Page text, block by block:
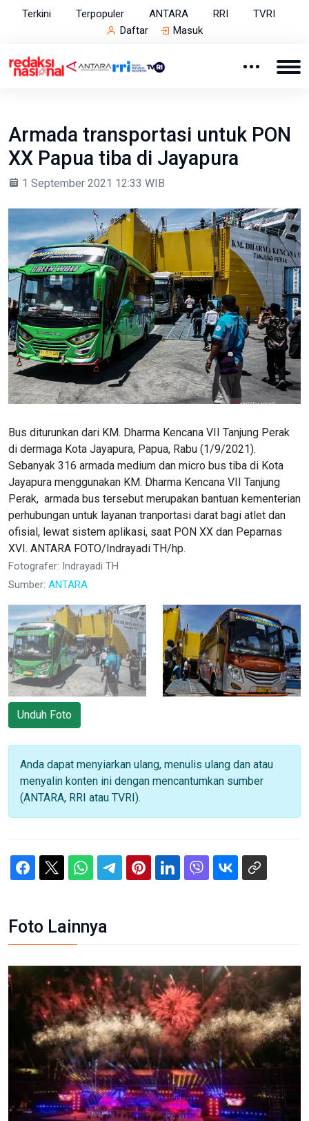
Terkini Terpopuler ANTARA RRI
TVRI
Daftar
Masuk
Armada transportasi untuk PON
XX Papua tiba di Jayapura
1 September 2021 12:33 WIB
Bus diturunkan dari KM. Dharma Kencana VII Tanjung Perak
di dermaga Kota Jayapura, Papua, Rabu (1/9/2021).
Sebanyak 316 armada medium dan micro bus tiba di Kota
Jayapura menggunakan KM. Dharma Kencana VII Tanjung
Perak, armada bus tersebut merupakan bantuan kementerian
perhubungan untuk layanan tranportasi darat bagi atlet dan
ofisial, lewat sistem aplikasi, saat PON XX dan Peparnas
XVI. ANTARA FOTO/Indrayadi TH/hp.
Fotografer: Indrayadi TH
Sumber: ANTARA
Unduh Foto
Anda dapat menyiarkan ulang, menulis ulang dan atau
menyalin konten ini dengan mencantumkan sumber
(ANTARA, RRI atau TVRI).
Foto Lainnya